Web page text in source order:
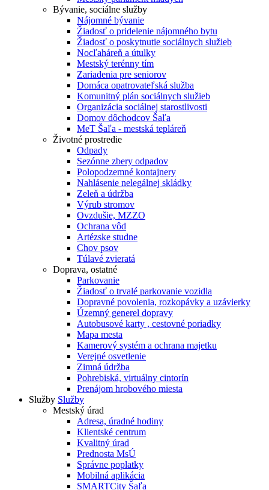
Bývanie, sociálne služby
Nájomné bývanie
Žiadosť o pridelenie nájomného bytu
Žiadosť o poskytnutie sociálnych služieb
Nocľaháreň a útulky
Mestský terénny tím
Zariadenia pre seniorov
Domáca opatrovateľská služba
Komunitný plán sociálnych služieb
Organizácia sociálnej starostlivosti
Domov dôchodcov Šaľa
MeT Šaľa - mestská tepláreň
Životné prostredie
Odpady
Sezónne zbery odpadov
Polopodzemné kontajnery
Nahlásenie nelegálnej skládky
Zeleň a údržba
Výrub stromov
Ovzdušie, MZZO
Ochrana vôd
Artézske studne
Chov psov
Túlavé zvieratá
Doprava, ostatné
Parkovanie
Žiadosť o trvalé parkovanie vozidla
Dopravné povolenia, rozkopávky a uzávierky
Územný generel dopravy
Autobusové karty , cestovné poriadky
Mapa mesta
Kamerový systém a ochrana majetku
Verejné osvetlenie
Zimná údržba
Pohrebiská, virtuálny cintorín
Prenájom hrobového miesta
Služby Služby
Mestský úrad
Adresa, úradné hodiny
Klientské centrum
Kvalitný úrad
Prednosta MsÚ
Správne poplatky
Mobilná aplikácia
SMARTCity Šaľa